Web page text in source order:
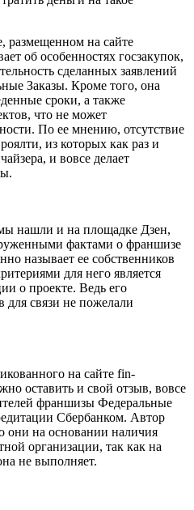
размещенном на сайте
об особенностях госзакупок,
сделанных заявлений
Заказы. Кроме того, она
сроки, а также
что не может
По ее мнению, отсутствие
из которых как раз и
и вовсе делает
нашли и на площадке Дзен,
фактами о франшизе
называет ее собственников
для него является
о проекте. Ведь его
для связи не пожелали
на сайте fin-
оставить и свой отзыв, вовсе
франшизы Федеральные
Сбербанком. Автор
они на основании наличия
организации, так как на
не выполняет.